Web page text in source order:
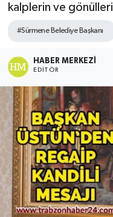
kalplerin ve
#Sürmene Belediye Başkanı
HABER MERKEZI
EDITÖR
Haber Arşivi